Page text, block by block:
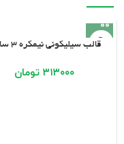
قالب سیلیکونی نیمکره ۳ سانت
۳۱۳۰۰۰ تومان